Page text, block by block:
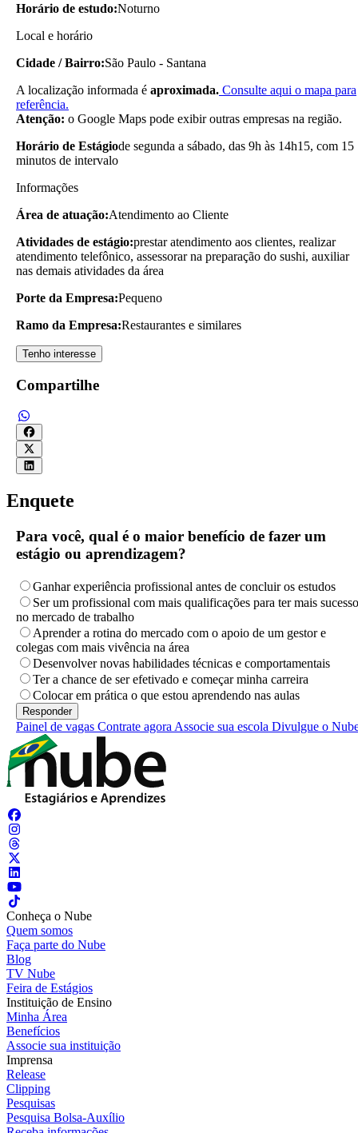
Horário de estudo:Noturno
Local e horário
Cidade / Bairro:São Paulo - Santana
A localização informada é aproximada. Consulte aqui o mapa para
referência.
Atenção: o Google Maps pode exibir outras empresas na região.
Horário de Estágiode segunda a sábado, das 9h às 14h15, com 15
minutos de intervalo
Informações
Área de atuação:Atendimento ao Cliente
Atividades de estágio:prestar atendimento aos clientes, realizar
atendimento telefônico, assessorar na preparação do sushi, auxiliar
nas demais atividades da área
Porte da Empresa:Pequeno
Ramo da Empresa:Restaurantes e similares
Tenho interesse
Compartilhe
Enquete
Para você, qual é o maior benefício de fazer um
estágio ou aprendizagem?
Ganhar experiência profissional antes de concluir os estudos
Ser um profissional com mais qualificações para ter mais sucesso
no mercado de trabalho
Aprender a rotina do mercado com o apoio de um gestor e
colegas com mais vivência na área
Desenvolver novas habilidades técnicas e comportamentais
Ter a chance de ser efetivado e começar minha carreira
Colocar em prática o que estou aprendendo nas aulas
Painel de vagas Contrate agora Associe sua escola Divulgue o
Conheça o Nube
Quem somos
Faça parte do Nube
Blog
TV Nube
Feira de Estágios
Instituição de Ensino
Minha Área
Benefícios
Associe sua instituição
Imprensa
Release
Clipping
Pesquisas
Pesquisa Bolsa-Auxílio